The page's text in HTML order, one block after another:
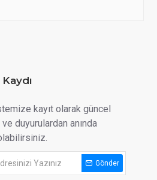
kayıt olarak güncel
duyurulardan anında
Gönder